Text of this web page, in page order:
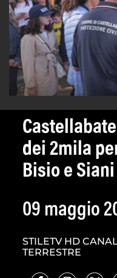
dei 2mila
Bisio e Siani
09 maggio
STILETV HD
TERRESTRE